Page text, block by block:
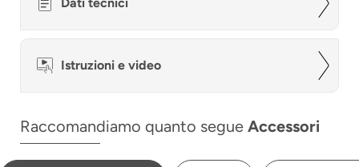
Istruzioni e video
Raccomandiamo quanto segue Accessori